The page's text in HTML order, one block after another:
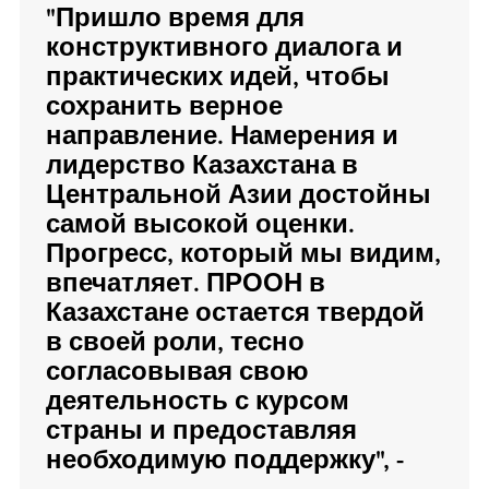
"Пришло время для
конструктивного диалога и
практических идей, чтобы
сохранить верное
направление. Намерения и
лидерство Казахстана в
Центральной Азии достойны
самой высокой оценки.
Прогресс, который мы видим,
впечатляет. ПРООН в
Казахстане остается твердой
в своей роли, тесно
согласовывая свою
деятельность с курсом
страны и предоставляя
необходимую поддержку", -